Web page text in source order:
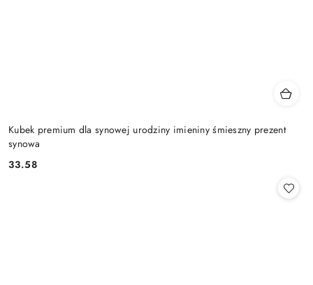
Kubek premium dla synowej urodziny imieniny śmieszny prezent
synowa
Cena:
33.58